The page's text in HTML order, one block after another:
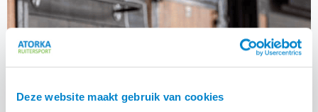
Deze website maakt gebruik van cookies